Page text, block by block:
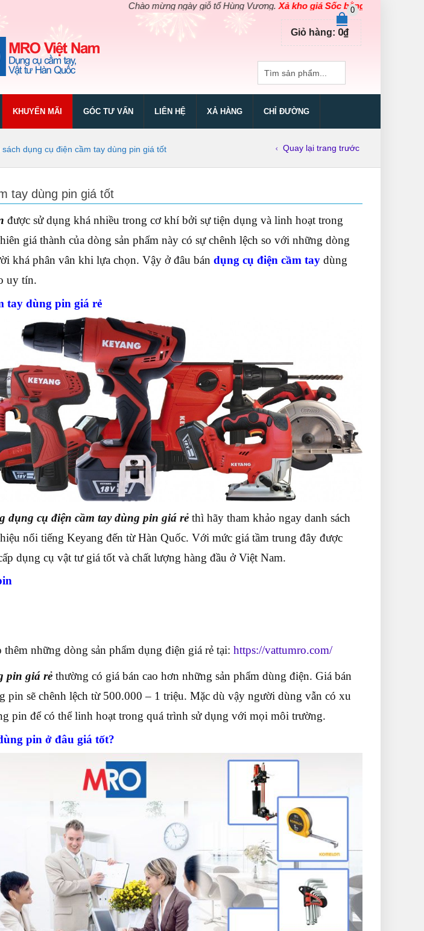
Chào mừng ngày giỗ tổ Hùng Vương.Xả kho giá Sốc bằng giá Gốc
0
Giỏ hàng: 0₫
KHUYẾN MÃI GÓC TƯ VẤN LIÊN HỆ XẢ HÀNG CHỈ ĐƯỜNG
sách dụng cụ điện cầm tay dùng pin giá tốt Quay lại trang trước
tay dùng pin giá tốt
được sử dụng khá nhiều trong cơ khí bởi sự tiện dụng và linh hoạt trong
giá thành của dòng sản phẩm này có sự chênh lệch so với những dòng
khá phân vân khi lựa chọn. Vậy ở đâu bán dụng cụ điện cầm taydùng
uy tín.
tay dùng pin giá rẻ
dụng cụ điện cầm tay dùng pin giá rẻthì hãy tham khảo ngay danh sách
nổi tiếng Keyang đến từ Hàn Quốc. Với mức giá tầm trung đây được
dụng cụ vật tư giá tốt và chất lượng hàng đầu ở Việt Nam.
những dòng sản phẩm dụng điện giá rẻ tại: https://vattumro.com/
pin giá rẻthường có giá bán cao hơn những sản phẩm dùng điện. Giá bán
pin sẽ chênh lệch từ 500.000 – 1 triệu. Mặc dù vậy người dùng vẫn có xu
pin để có thể linh hoạt trong quá trình sử dụng với mọi môi trường.
pin ở đâu giá tốt?